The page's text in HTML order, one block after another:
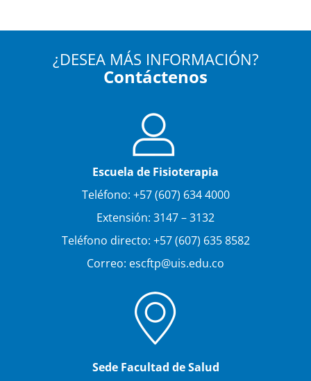
¿DESEA MÁS INFORMACIÓN?
Contáctenos
Escuela de Fisioterapia
Teléfono: +57 (607) 634 4000
Extensión: 3147 – 3132
Teléfono directo: +57 (607) 635 8582
Correo: escftp@uis.edu.co
Sede Facultad de Salud